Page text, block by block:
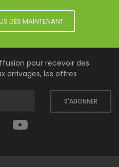
DÈS MAINTENANT
pour recevoir des
arrivages, les offres
S'ABONNER
Facebook